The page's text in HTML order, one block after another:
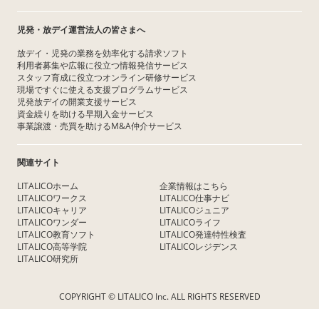
児発・放デイ運営法人の皆さまへ
放デイ・児発の業務を効率化する請求ソフト
利用者募集や広報に役立つ情報発信サービス
スタッフ育成に役立つオンライン研修サービス
現場ですぐに使える支援プログラムサービス
児発放デイの開業支援サービス
資金繰りを助ける早期入金サービス
事業譲渡・売買を助けるM&A仲介サービス
関連サイト
LITALICOホーム
LITALICOワークス
LITALICOキャリア
LITALICOワンダー
LITALICO教育ソフト
LITALICO高等学院
LITALICO研究所
企業情報はこちら
LITALICO仕事ナビ
LITALICOジュニア
LITALICOライフ
LITALICO発達特性検査
LITALICOレジデンス
COPYRIGHT © LITALICO Inc. ALL RIGHTS RESERVED